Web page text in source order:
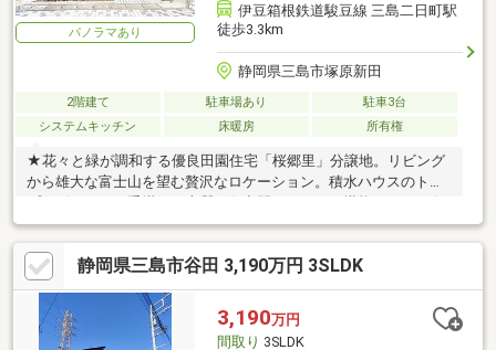
パノラマあり
伊豆箱根鉄道駿豆線 三島二日町駅
徒歩3.3km
静岡県三島市塚原新田
2階建て 駐車場あり
駐車3台
システムキッチン
床暖房 所有権
★花々と緑が調和する優良田園住宅「桜郷里」分譲地。リビング
から雄大な富士山を望む贅沢なロケーション。積水ハウスのトッ
静岡県三島市谷田 3,190万円 3SLDK
3,190万円
間取り 3SLDK